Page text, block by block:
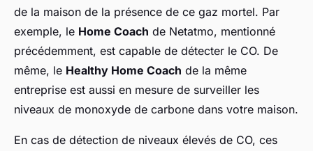
de la maison de la présence de ce gaz mortel. Par
exemple, le Home Coach de Netatmo, mentionné
précédemment, est capable de détecter le CO. De
même, le Healthy Home Coach de la même
entreprise est aussi en mesure de surveiller les
niveaux de monoxyde de carbone dans votre maison.
En cas de détection de niveaux élevés de CO, ces